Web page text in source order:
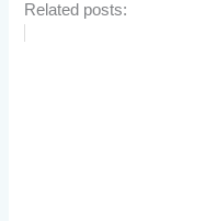
Related posts: